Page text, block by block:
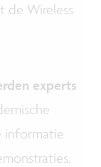
de Wireless
experts
informatie